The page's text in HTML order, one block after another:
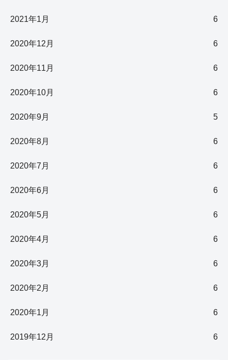
2021年1月 6
2020年12月 6
2020年11月 6
2020年10月 6
2020年9月 5
2020年8月 6
2020年7月 6
2020年6月 6
2020年5月 6
2020年4月 6
2020年3月 6
2020年2月 6
2020年1月 6
2019年12月 6